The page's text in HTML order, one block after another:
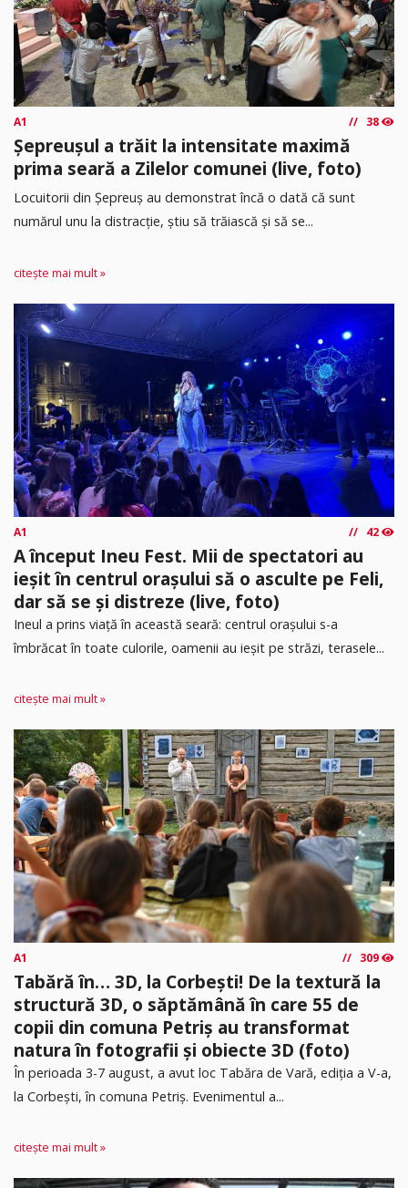
A1 38
Șepreușul a trăit la intensitate maximă
prima seară a Zilelor comunei (live, foto)
Locuitorii din Șepreuș au demonstrat încă o dată că sunt
numărul unu la distracție, știu să trăiască și să se...
citește mai mult »
A1 42
A început Ineu Fest. Mii de spectatori au
ieșit în centrul orașului să o asculte pe Feli,
dar să se și distreze (live, foto)
Ineul a prins viață în această seară: centrul orașului s-a
îmbrăcat în toate culorile, oamenii au ieșit pe străzi, terasele...
citește mai mult »
A1 309
Tabără în… 3D, la Corbești! De la textură la
structură 3D, o săptămână în care 55 de
copii din comuna Petriș au transformat
natura în fotografii și obiecte 3D (foto)
În perioada 3-7 august, a avut loc Tabăra de Vară, ediția a V-a,
la Corbești, în comuna Petriș. Evenimentul a...
citește mai mult »